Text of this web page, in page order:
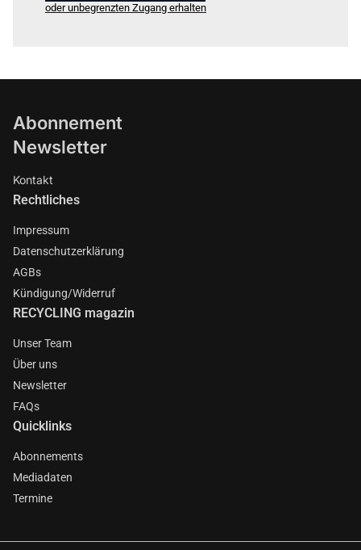
oder unbegrenzten Zugang erhalten
Abonnement
Newsletter
Kontakt
Rechtliches
Impressum
Datenschutzerklärung
AGBs
Kündigung/Widerruf
RECYCLING magazin
Unser Team
Über uns
Newsletter
FAQs
Quicklinks
Abonnements
Mediadaten
Termine